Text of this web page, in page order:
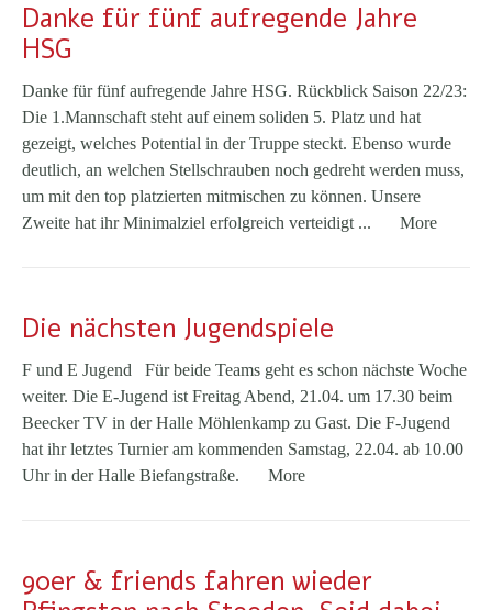
Danke für fünf aufregende Jahre
HSG
Danke für fünf aufregende Jahre HSG. Rückblick Saison 22/23:
Die 1.Mannschaft steht auf einem soliden 5. Platz und hat
gezeigt, welches Potential in der Truppe steckt. Ebenso wurde
deutlich, an welchen Stellschrauben noch gedreht werden muss,
um mit den top platzierten mitmischen zu können. Unsere
Zweite hat ihr Minimalziel erfolgreich verteidigt ...
More
Die nächsten Jugendspiele
F und E Jugend Für beide Teams geht es schon nächste Woche
weiter. Die E-Jugend ist Freitag Abend, 21.04. um 17.30 beim
Beecker TV in der Halle Möhlenkamp zu Gast. Die F-Jugend
hat ihr letztes Turnier am kommenden Samstag, 22.04. ab 10.00
Uhr in der Halle Biefangstraße.
More
90er & friends fahren wieder